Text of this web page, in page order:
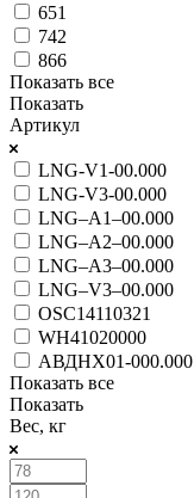
651
742
866
Показать все
Показать
Артикул
LNG-V1-00.000
LNG-V3-00.000
LNG–A1–00.000
LNG–A2–00.000
LNG–A3–00.000
LNG–V3–00.000
OSC14110321
WH41020000
АВДНХ01-000.000
Показать все
Показать
Вес, кг